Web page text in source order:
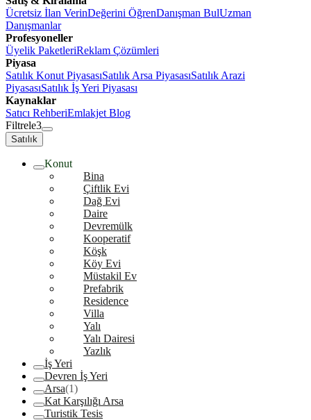
Ücretsiz İlan VerinDeğerini ÖğrenDanışman BulUzman
Danışmanlar
Profesyoneller
Üyelik PaketleriReklam Çözümleri
Piyasa
Satılık Konut PiyasasıSatılık Arsa PiyasasıSatılık Arazi
PiyasasıSatılık İş Yeri Piyasası
Kaynaklar
Satıcı RehberiEmlakjet Blog
Filtrele3
Satılık
Konut
Bina
Çiftlik Evi
Dağ Evi
Daire
Devremülk
Kooperatif
Köşk
Köy Evi
Müstakil Ev
Prefabrik
Residence
Villa
Yalı
Yalı Dairesi
Yazlık
İş Yeri
Devren İş Yeri
Arsa(1)
Kat Karşılığı Arsa
Turistik Tesis